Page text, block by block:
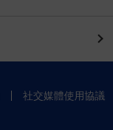
社交媒體使用協議